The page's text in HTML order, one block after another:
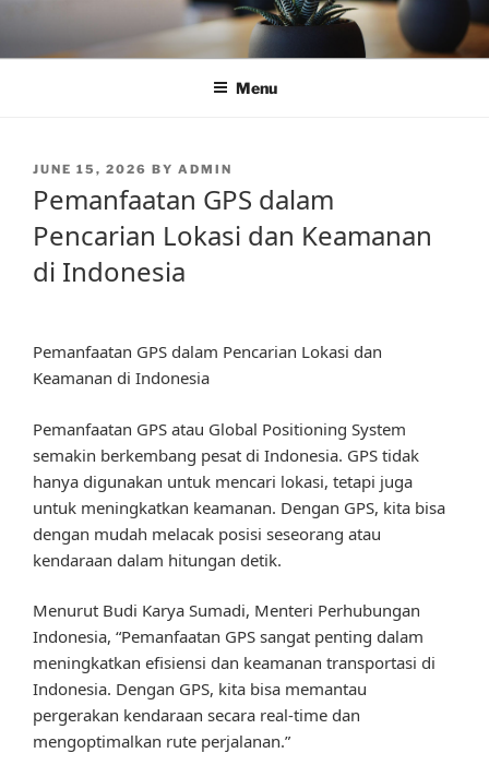
content
Menu
POSTED
JUNE 15, 2026 BY ADMIN
Pemanfaatan GPS dalam
Pencarian Lokasi dan Keamanan
di Indonesia
Pemanfaatan GPS dalam Pencarian Lokasi dan
Keamanan di Indonesia
Pemanfaatan GPS atau Global Positioning System
semakin berkembang pesat di Indonesia. GPS tidak
hanya digunakan untuk mencari lokasi, tetapi juga
untuk meningkatkan keamanan. Dengan GPS, kita bisa
dengan mudah melacak posisi seseorang atau
kendaraan dalam hitungan detik.
Menurut Budi Karya Sumadi, Menteri Perhubungan
Indonesia, “Pemanfaatan GPS sangat penting dalam
meningkatkan efisiensi dan keamanan transportasi di
Indonesia. Dengan GPS, kita bisa memantau
pergerakan kendaraan secara real-time dan
mengoptimalkan rute perjalanan.”